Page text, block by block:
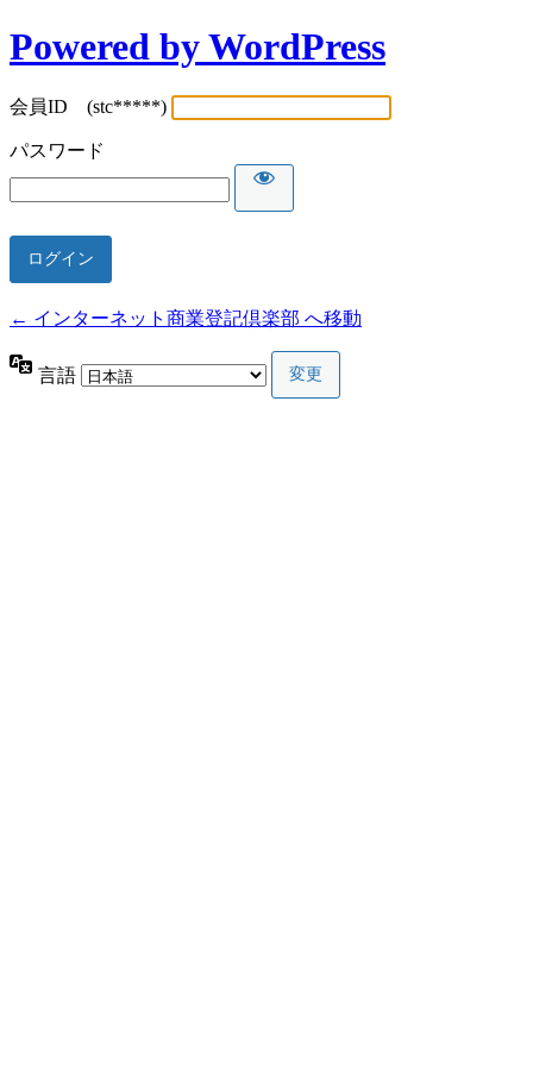
Powered by WordPress
会員ID (stc*****)
パスワード
← インターネット商業登記倶楽部 へ移動
言語